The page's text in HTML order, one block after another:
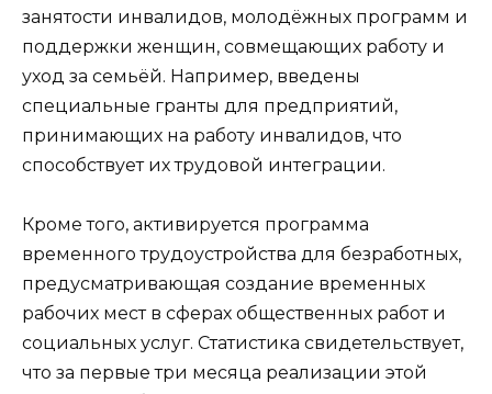
занятости инвалидов, молодёжных программ и
поддержки женщин, совмещающих работу и
уход за семьёй. Например, введены
специальные гранты для предприятий,
принимающих на работу инвалидов, что
способствует их трудовой интеграции.
Кроме того, активируется программа
временного трудоустройства для безработных,
предусматривающая создание временных
рабочих мест в сферах общественных работ и
социальных услуг. Статистика свидетельствует,
что за первые три месяца реализации этой